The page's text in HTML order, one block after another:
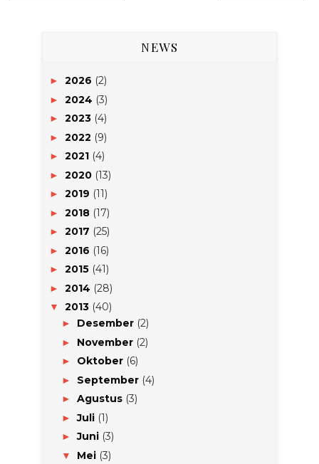
NEWS
► 2026 (2)
► 2024 (3)
► 2023 (4)
► 2022 (9)
► 2021 (4)
► 2020 (13)
► 2019 (11)
► 2018 (17)
► 2017 (25)
► 2016 (16)
► 2015 (41)
► 2014 (28)
▼ 2013 (40)
► Desember (2)
► November (2)
► Oktober (6)
► September (4)
► Agustus (3)
►Juli (1)
►Juni (3)
▼ Mei (3)